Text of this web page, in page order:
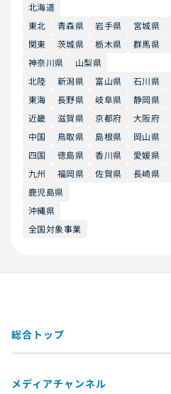
北海道
東北
青森県 岩手県 宮城県
関東
茨城県 栃木県 群馬県
神奈川県
山梨県
北陸
新潟県 富山県 石川県
東海
長野県 岐阜県 静岡県
近畿
滋賀県 京都府 大阪府
中国
鳥取県 島根県 岡山県
四国
徳島県 香川県 愛媛県
九州
福岡県 佐賀県 長崎県
鹿児島県
沖縄県
全国対象事業
総合トップ
メディアチャンネル